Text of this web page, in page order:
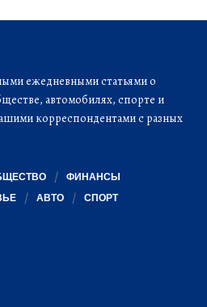
ежедневными статьями о
автомобилях, спорте и
корреспондентами с разных
ФИНАНСЫ
АВТО СПОРТ